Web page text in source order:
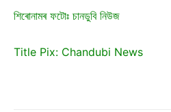
শিৰোনামৰ ফটোঃ চানডুবি নিউজ
Title Pix: Chandubi News